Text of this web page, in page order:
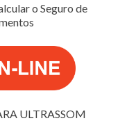
o Seguro de
ULTRASSOM